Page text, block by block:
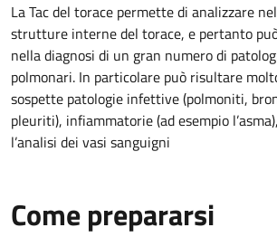
La Tac del torace permette di analizzare
strutture interne del torace, e pertanto
nella diagnosi di un gran numero di
polmonari. In particolare può risultare
sospette patologie infettive (polmoniti,
pleuriti), infiammatorie (ad esempio
l’analisi dei vasi sanguigni
Come prepararsi